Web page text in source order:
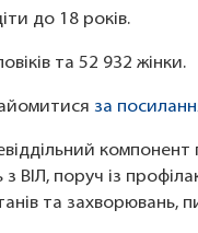
до 18 років.
та 52 932 жінки.
за
ВІЛ, поруч із
та захворювань,